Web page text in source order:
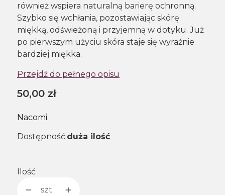
również wspiera naturalną barierę ochronną.
Szybko się wchłania, pozostawiając skórę
miękką, odświeżoną i przyjemną w dotyku. Już
po pierwszym użyciu skóra staje się wyraźnie
bardziej miękka.
Przejdź do pełnego opisu
Cena
50,00 zł
Nacomi
Dostępność:duża ilość
Ilość
szt.